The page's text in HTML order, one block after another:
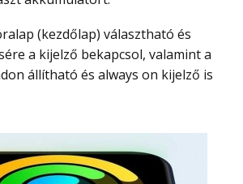
a kijelző bekapcsol, valamint a
állítható és always on kijelző is